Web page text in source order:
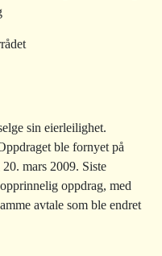
sin eierleilighet.
ble fornyet på
mars 2009. Siste
oppdrag, med
avtale som ble endret